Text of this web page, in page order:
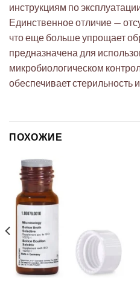
инструкциям по
Единственное отличие —
что еще больше упрощает
предназначена для
микробиологическом
обеспечивает стерильность
ПОХОЖИЕ